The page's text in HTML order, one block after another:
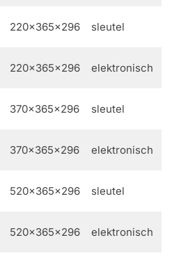
220x365x296 sleutel
220x365x296 elektronisch
370x365x296 sleutel
370x365x296 elektronisch
520x365x296 sleutel
520x365x296 elektronisch